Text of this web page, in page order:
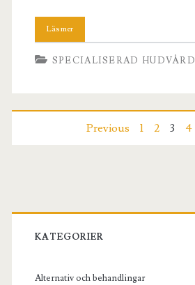
SPECIALISERAD HUDVÅRD
Sidnumrering
inlägg
Previous 1 2 3 4
Primary
Sidebar
KATEGORIER
Alternativ och behandlingar